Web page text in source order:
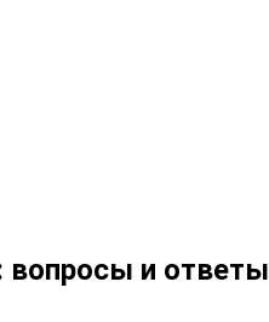
вопросы и ответы